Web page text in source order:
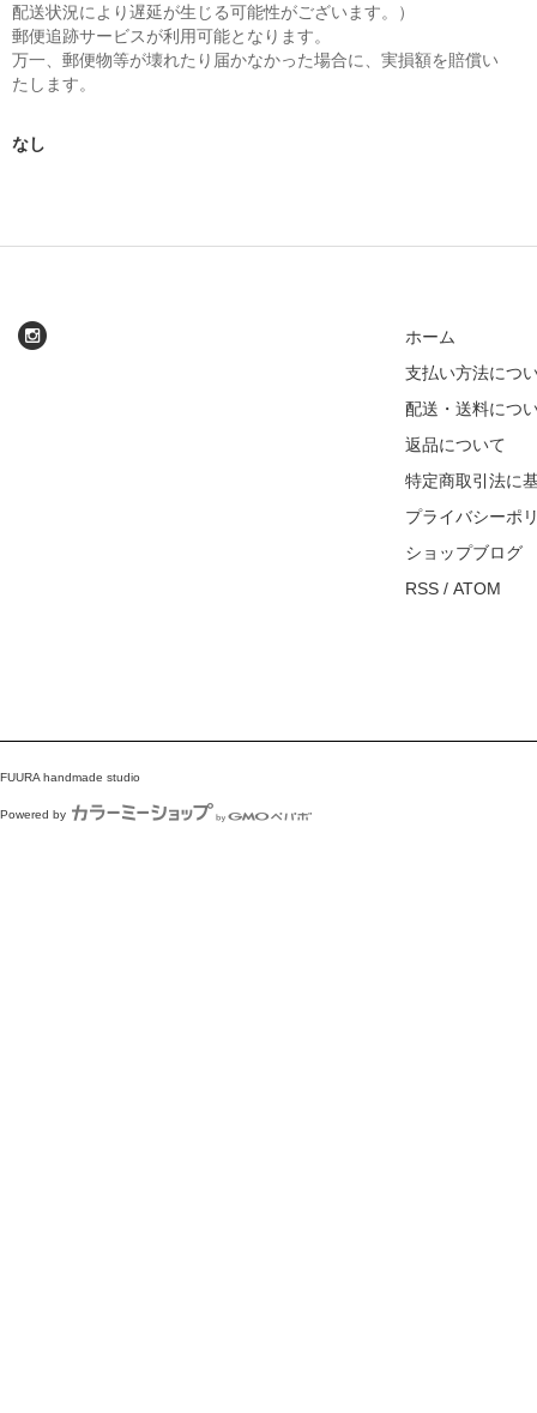
配送状況により遅延が生じる可能性がございます。）
郵便追跡サービスが利用可能となります。
万一、郵便物等が壊れたり届かなかった場合に、実損額を賠償い
たします。
なし
ホーム
支払い方法につ
配送・送料につ
返品について
特定商取引法に
プライバシーポ
ショップブログ
RSS / ATOM
FUURA handmade studio
Powered by